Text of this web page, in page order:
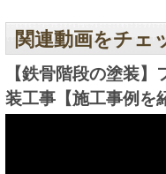
関連動画をチェ
【鉄骨階段の塗装
装工事【施工事例を